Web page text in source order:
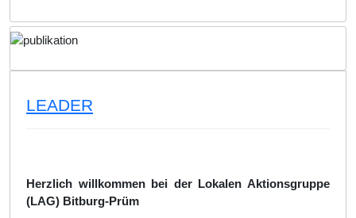
LEADER
Herzlich willkommen bei der Lokalen Aktionsgruppe
(LAG) Bitburg-Prüm